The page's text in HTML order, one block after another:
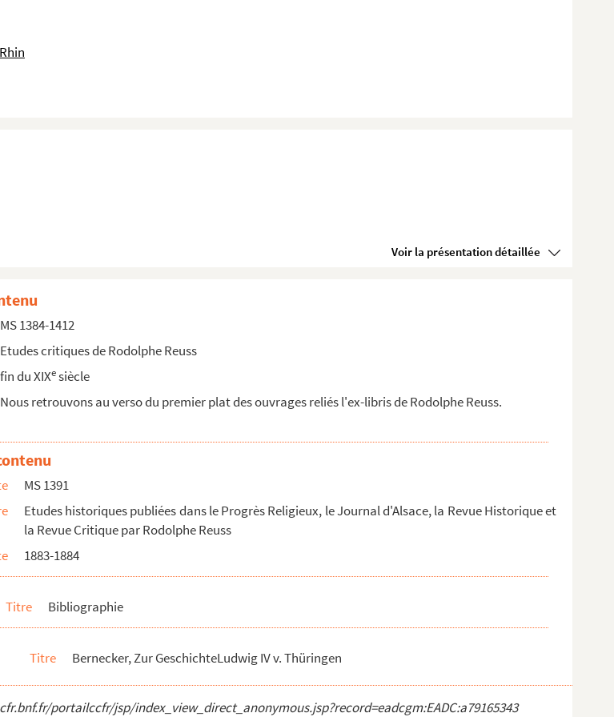
Voir la présentation détaillée
MS 1384-1412
Etudes critiques de Rodolphe Reuss
fin du XIXesiècle
Nous retrouvons au verso du premier plat des ouvrages reliés l'ex-libris de Rodolphe Reuss.
MS 1391
Etudes historiques publiées dans le Progrès Religieux, le Journal d'Alsace, la Revue Historique et
la Revue Critique par Rodolphe Reuss
1883-1884
Titre Bibliographie
Titre Bernecker, Zur GeschichteLudwig IV v. Thüringen
portailccfr/jsp/index_view_direct_anonymous.jsp?record=eadcgm:EADC:a79165343